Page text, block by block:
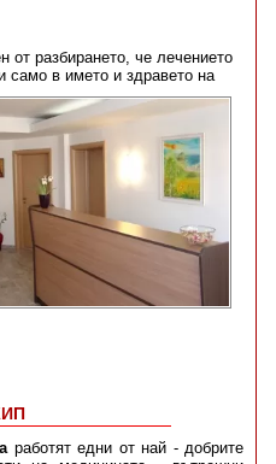
от разбирането, че лечението
само в името и здравето на
работят едни от най - добрите